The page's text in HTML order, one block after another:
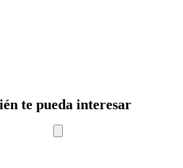
te pueda interesar